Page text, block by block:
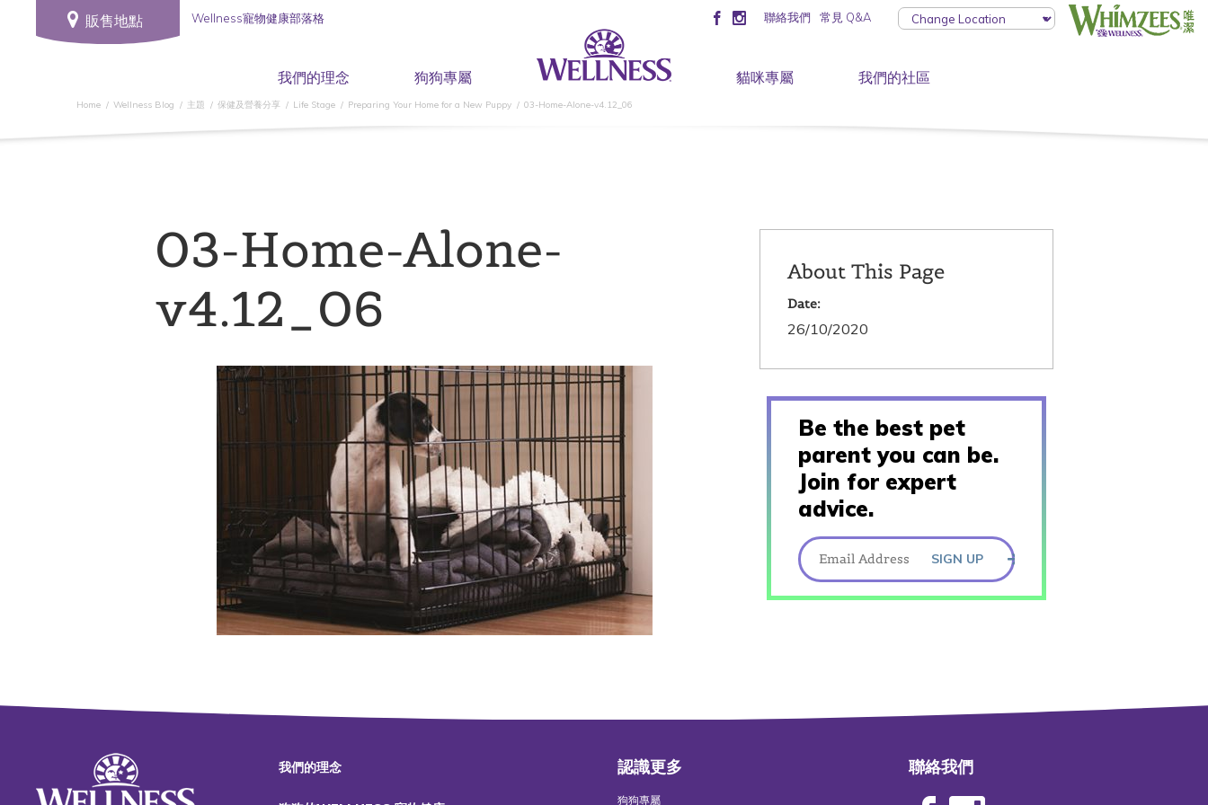
販售地點 Wellness寵物健康部落格 聯絡我們 常見 Q&A
我們的理念 狗狗專屬 貓咪專屬 我們的社區
Home Wellness Blog 主題 保健及營養分享 Life Stage Preparing Your Home for a New Puppy 03-Home-Alone-v4.12_06
03-Home-Alone-
v4.12_06
About This Page
Date:
26/10/2020
Be the best pet
parent you can be.
Join for expert
advice.
SIGN UP
我們的理念 認識更多
狗狗專屬
聯絡我們